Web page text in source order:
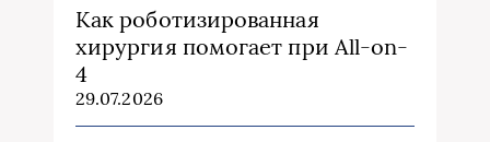
Как роботизированная
хирургия помогает при All-on-
4
29.07.2026